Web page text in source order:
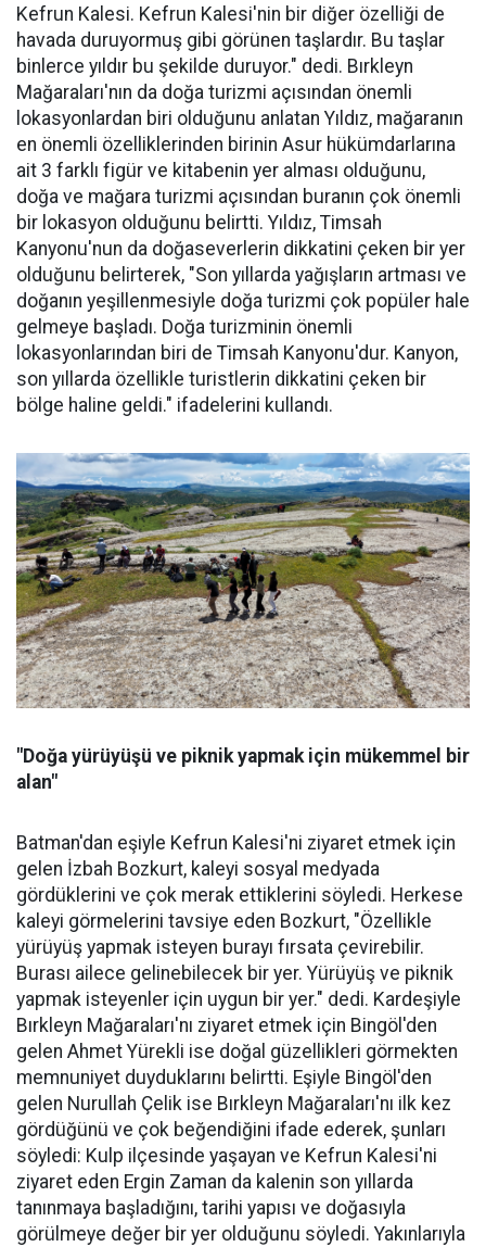
Kefrun Kalesi. Kefrun Kalesi'nin bir diğer özelliği de
havada duruyormuş gibi görünen taşlardır. Bu taşlar
binlerce yıldır bu şekilde duruyor." dedi. Bırkleyn
Mağaraları'nın da doğa turizmi açısından önemli
lokasyonlardan biri olduğunu anlatan Yıldız, mağaranın
en önemli özelliklerinden birinin Asur hükümdarlarına
ait 3 farklı figür ve kitabenin yer alması olduğunu,
doğa ve mağara turizmi açısından buranın çok önemli
bir lokasyon olduğunu belirtti. Yıldız, Timsah
Kanyonu'nun da doğaseverlerin dikkatini çeken bir yer
olduğunu belirterek, "Son yıllarda yağışların artması ve
doğanın yeşillenmesiyle doğa turizmi çok popüler hale
gelmeye başladı. Doğa turizminin önemli
lokasyonlarından biri de Timsah Kanyonu'dur. Kanyon,
son yıllarda özellikle turistlerin dikkatini çeken bir
bölge haline geldi." ifadelerini kullandı.
"Doğa yürüyüşü ve piknik yapmak için mükemmel bir
alan"
Batman'dan eşiyle Kefrun Kalesi'ni ziyaret etmek için
gelen İzbah Bozkurt, kaleyi sosyal medyada
gördüklerini ve çok merak ettiklerini söyledi. Herkese
kaleyi görmelerini tavsiye eden Bozkurt, "Özellikle
yürüyüş yapmak isteyen burayı fırsata çevirebilir.
Burası ailece gelinebilecek bir yer. Yürüyüş ve piknik
yapmak isteyenler için uygun bir yer." dedi. Kardeşiyle
Bırkleyn Mağaraları'nı ziyaret etmek için Bingöl'den
gelen Ahmet Yürekli ise doğal güzellikleri görmekten
memnuniyet duyduklarını belirtti. Eşiyle Bingöl'den
gelen Nurullah Çelik ise Bırkleyn Mağaraları'nı ilk kez
gördüğünü ve çok beğendiğini ifade ederek, şunları
söyledi: Kulp ilçesinde yaşayan ve Kefrun Kalesi'ni
ziyaret eden Ergin Zaman da kalenin son yıllarda
tanınmaya başladığını, tarihi yapısı ve doğasıyla
görülmeye değer bir yer olduğunu söyledi. Yakınlarıyla